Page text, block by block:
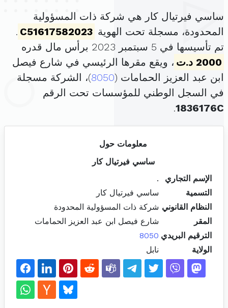
ساسي فيرتيال كار هي شركة ذات المسؤولية
المحدودة، مسجلة تحت الهوية C51617582023
.
تم تأسيسها في 5 سبتمبر 2023 برأس مال قدره
2000 د.ت
، ويقع مقرها الرئيسي في شارع فيصل
ابن عبد العزيز الحمامات (8050)، الشركة مسجلة
في السجل الوطني للمؤسسات تحت الرقم
1836176C
.
معلومات حول
ساسي فيرتيال كار
الإسم التجاري
.
التسمية
ساسي فيرتيال كار
النظام القانوني شركة ذات المسؤولية المحدودة
المقر
شارع فيصل ابن عبد العزيز الحمامات
الترقيم البريدي 8050
الولاية
نابل